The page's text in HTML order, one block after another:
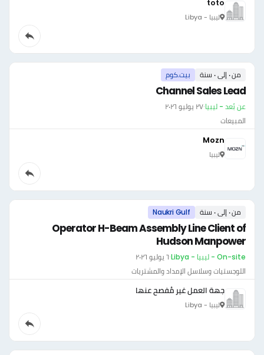
toto
ليبيا - Libya
من ٠ إلى ٠ سنة بيت.كوم
Channel Sales Lead
عن بُعد - ليبيا·٢٧ يوليو ٢٠٢٦
المبيعات
Mozn
ليبيا
من ٠ إلى ٠ سنة Naukri Gulf
Operator H-Beam Assembly Line Client of
Hudson Manpower
On-site - ليبيا - Libya ·٦ يوليو ٢٠٢٦
اللوجستيات وسلاسل الإمداد والمشتريات
جهة العمل غير مُفصح عنها
ليبيا - Libya